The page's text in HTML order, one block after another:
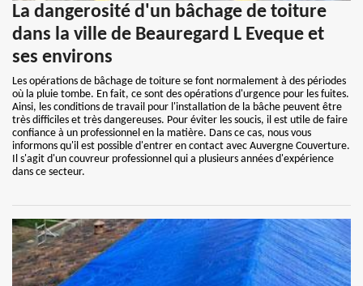
La dangerosité d'un bâchage de toiture
dans la ville de Beauregard L Eveque et
ses environs
Les opérations de bâchage de toiture se font normalement à des périodes
où la pluie tombe. En fait, ce sont des opérations d'urgence pour les fuites.
Ainsi, les conditions de travail pour l'installation de la bâche peuvent être
très difficiles et très dangereuses. Pour éviter les soucis, il est utile de faire
confiance à un professionnel en la matière. Dans ce cas, nous vous
informons qu'il est possible d'entrer en contact avec Auvergne Couverture.
Il s'agit d'un couvreur professionnel qui a plusieurs années d'expérience
dans ce secteur.